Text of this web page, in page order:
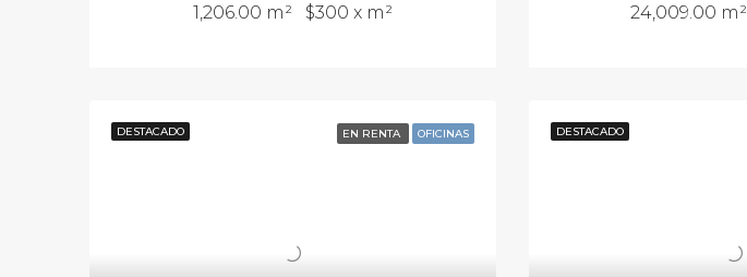
1,206.00 m² $300 x m² 24,009.00 m²
DESTACADO EN RENTA OFICINAS DESTACADO